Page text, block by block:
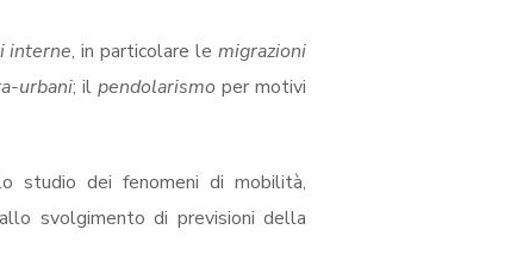
interne, in particolare le migrazioni
urbani; il pendolarismo per motivi
studio dei fenomeni di mobilità,
svolgimento di previsioni della